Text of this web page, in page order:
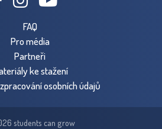
FAQ
Pro média
Partneři
ke stažení
osobních údajů
students can grow